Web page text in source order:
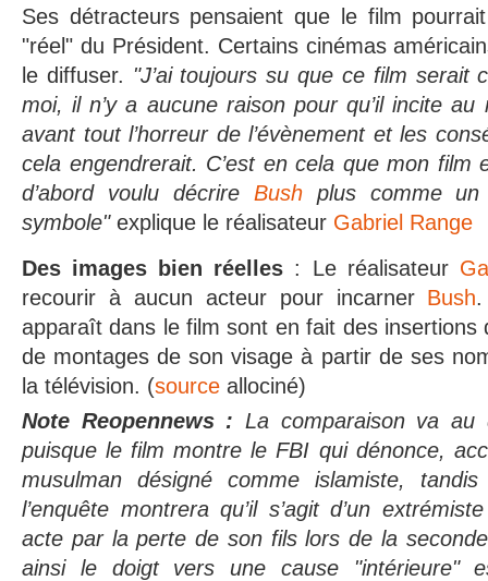
Ses détracteurs pensaient que le film pourrait
"réel" du Président. Certains cinémas
le diffuser. "J’ai toujours su que ce film serait
moi, il n’y a aucune raison pour qu’il incite
avant tout l’horreur de l’évènement et les
cela engendrerait. C’est en cela que mon film
d’abord voulu décrire Bushplus comme un
symbole"explique le réalisateur Gabriel Range
Des images bien réelles : Le réalisateur
recourir à aucun acteur pour incarner Bush.
apparaît dans le film sont en fait des insertions
de montages de son visage à partir de ses
la télévision. (source allociné)
Note Reopennews : La comparaison va au
puisque le film montre le FBI qui dénonce,
musulman désigné comme islamiste,
l’enquête montrera qu’il s’agit d’un
acte par la perte de son fils lors de la
ainsi le doigt vers une cause "intérieure"